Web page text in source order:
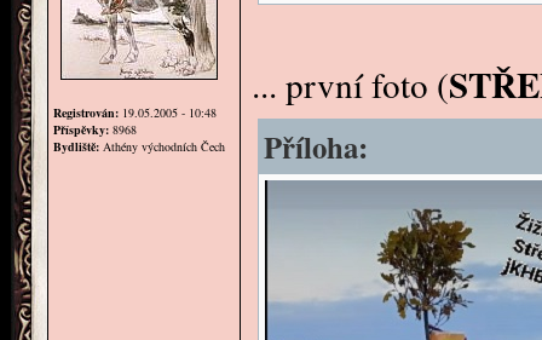
Registrován: 19.05.2005 - 10:48
Příspěvky: 8968
Bydliště: Athény východních Čech
... první foto (
Příloha: